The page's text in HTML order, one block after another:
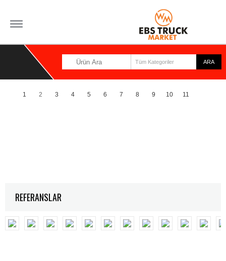
1 2 3 4 5 6 7 8 9 10 11
REFERANSLAR